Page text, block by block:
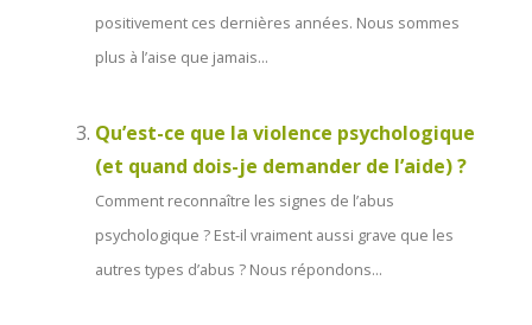
positivement ces dernières années. Nous sommes
plus à l’aise que jamais...
Qu’est-ce que la violence psychologique
(et quand dois-je demander de l’aide) ?
Comment reconnaître les signes de l’abus
psychologique ? Est-il vraiment aussi grave que les
autres types d’abus ? Nous répondons...